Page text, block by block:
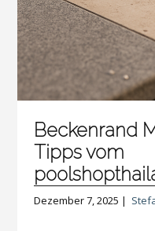
Beckenrand
Tipps vom
Dezember 7, 2025 |